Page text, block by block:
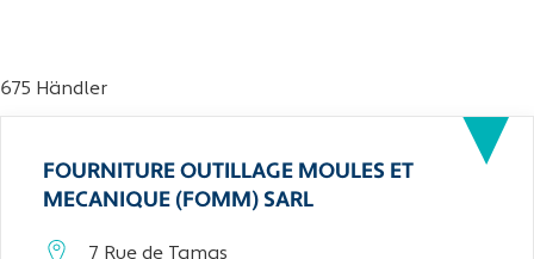
675 Händler
FOURNITURE OUTILLAGE MOULES ET
MECANIQUE (FOMM) SARL
7 Rue de Tamas